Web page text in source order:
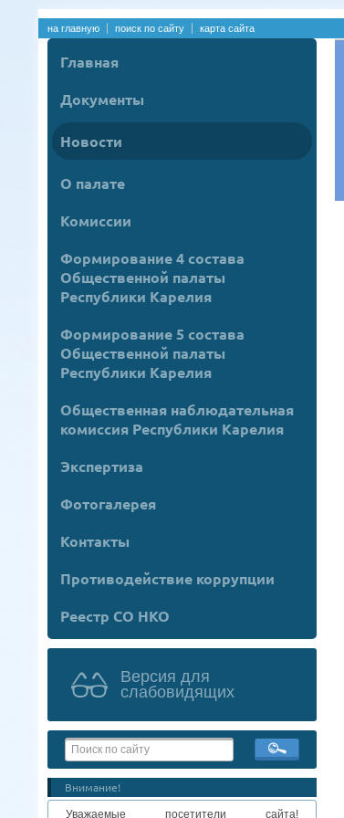
на главную поиск по сайту карта сайта
Главная
Документы
Новости
О палате
Комиссии
Формирование 4 состава
Общественной палаты
Республики Карелия
Формирование 5 состава
Общественной палаты
Республики Карелия
Общественная наблюдательная
комиссия Республики Карелия
Экспертиза
Фотогалерея
Контакты
Противодействие коррупции
Реестр СО НКО
Версия для
слабовидящих
Внимание!
Уважаемые посетители сайта!